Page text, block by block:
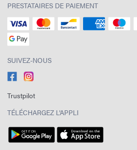
PRESTATAIRES DE PAIEMENT
SUIVEZ-NOUS
Trustpilot
TÉLÉCHARGEZ L'APPLI